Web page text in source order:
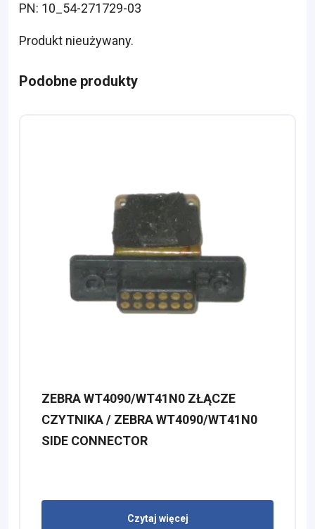
PN: 10_54-271729-03
Produkt nieużywany.
Podobne produkty
ZEBRA WT4090/WT41N0 ZŁĄCZE
CZYTNIKA / ZEBRA WT4090/WT41N0
SIDE CONNECTOR
Czytaj więcej